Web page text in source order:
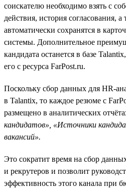
соискателю необходимо взять с
действия, история согласования,
автоматически сохранятся в
системы. Дополнительное
кандидата останется в базе
его с ресурса FarPost.ru.
Поскольку сбор данных для HR-
в Talantix, то каждое резюме c
размещено в аналитических
кандидатов», «Источники
вакансий».
Это сократит время на сбор
и рекрутеров и позволит
эффективность этого канала при